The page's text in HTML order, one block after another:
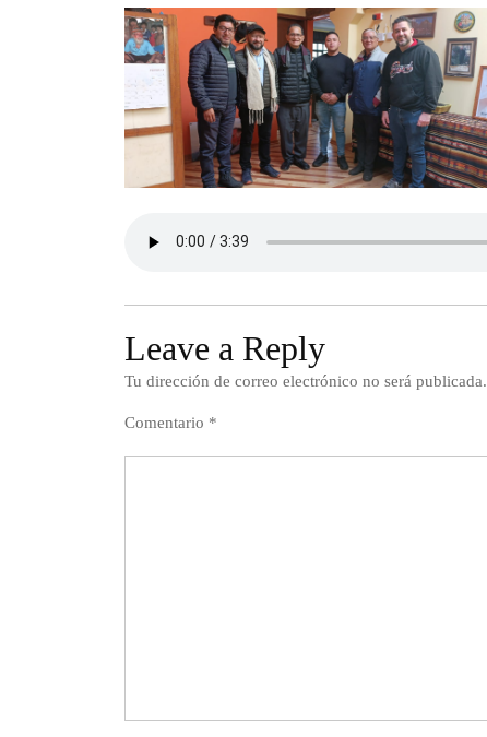
Leave a Reply
Tu dirección de correo electrónico no será publicada.
Comentario *